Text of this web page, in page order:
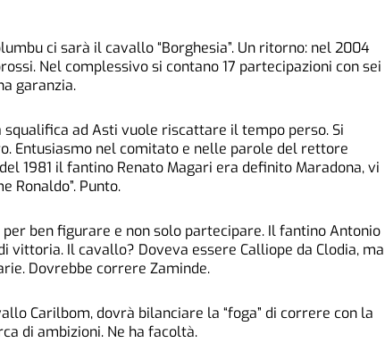
ci sarà il cavallo “Borghesia”. Un ritorno: nel 2004
Nel complessivo si contano 17 partecipazioni con sei
garanzia.
ad Asti vuole riscattare il tempo perso. Si
Entusiasmo nel comitato e nelle parole del rettore
1981 il fantino Renato Magari era definito Maradona, vi
Ronaldo”. Punto.
ben figurare e non solo partecipare. Il fantino Antonio
vittoria. Il cavallo? Doveva essere Calliope da Clodia, ma
Dovrebbe correre Zaminde.
Carilbom, dovrà bilanciare la “foga” di correre con la
di ambizioni. Ne ha facoltà.